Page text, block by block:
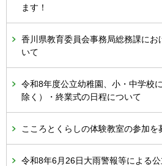
ます！
香川県教育委員会事務局総務課にお
いて
令和8年度公立幼稚園、小・中学校
除く）・終業式の日程について
こころとくらしの体験教室の参加を
令和8年6月26日大雨警報等による